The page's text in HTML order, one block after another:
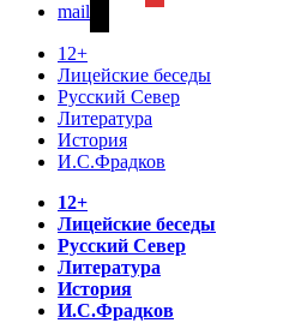
mail
12+
Лицейские беседы
Русский Север
Литература
История
И.С.Фрадков
12+
Лицейские беседы
Русский Север
Литература
История
И.С.Фрадков